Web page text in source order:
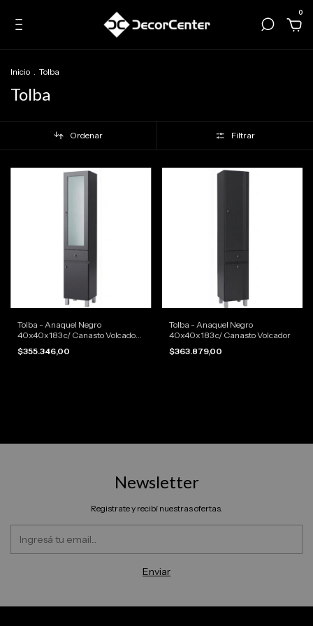
0
Inicio . Tolba
Tolba
Ordenar Filtrar
Tolba - Anaquel Negro
40x40x183 c/ Canasto Volcador
Puerta Vidrio
$355.346,00
Tolba - Anaquel Negro
40x40x183 c/ Canasto Volcador
$363.879,00
Newsletter
Registrate y recibí nuestras ofertas.